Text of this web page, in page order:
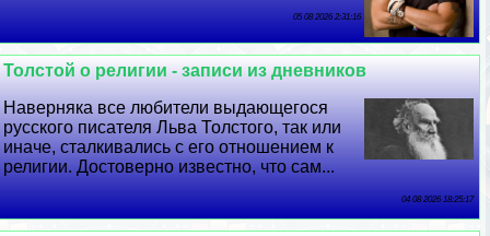
05 08 2026 2:31:16
Толстой о религии - записи из дневников
Наверняка все любители выдающегося
русского писателя Льва Толстого, так или
иначе, сталкивались с его отношением к
религии. Достоверно известно, что сам...
04 08 2026 18:25:17